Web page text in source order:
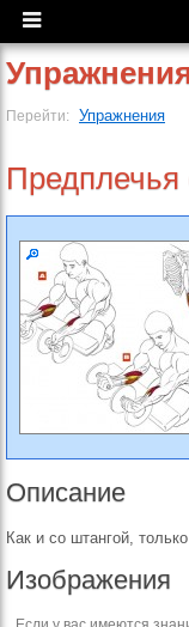
Перейти: Упражнения
Предплечья
Описание
Как и со штангой,
Изображения